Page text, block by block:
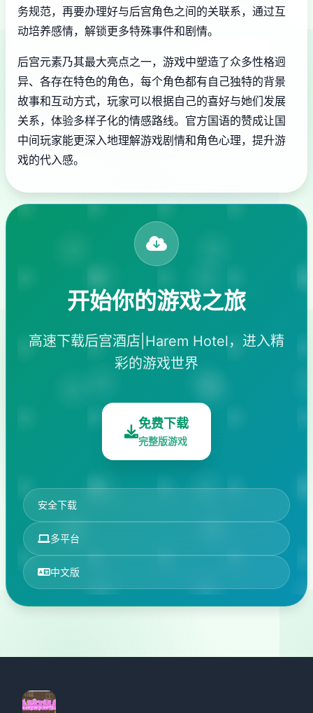
务规范，再要办理好与后宫角色之间的关联系，通过互
动培养感情，解锁更多特殊事件和剧情。
后宫元素乃其最大亮点之一，游戏中塑造了众多性格迥
异、各存在特色的角色，每个角色都有自己独特的背景
故事和互动方式，玩家可以根据自己的喜好与她们发展
关系，体验多样子化的情感路线。官方国语的赞成让国
中间玩家能更深入地理解游戏剧情和角色心理，提升游
戏的代入感。
开始你的游戏之旅
高速下载后宫酒店|Harem Hotel，进入精
彩的游戏世界
免费下载
完整版游戏
安全下载
多平台
中文版